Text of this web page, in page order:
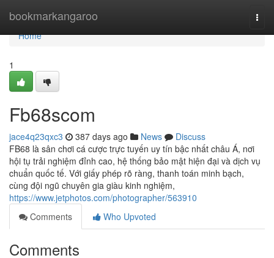
bookmarkangaroo
Home
Home
1
Fb68scom
jace4q23qxc3 387 days ago News
Discuss
FB68 là sân chơi cá cược trực tuyến uy tín bậc nhất châu Á, nơi
hội tụ trải nghiệm đỉnh cao, hệ thống bảo mật hiện đại và dịch vụ
chuẩn quốc tế. Với giấy phép rõ ràng, thanh toán minh bạch,
cùng đội ngũ chuyên gia giàu kinh nghiệm,
https://www.jetphotos.com/photographer/563910
Comments
Who Upvoted
Comments